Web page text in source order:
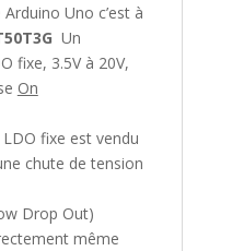
Uno c’est à
Un
fixe, 3.5V à 20V,
On
fixe est vendu
chute de tension
Drop Out)
même